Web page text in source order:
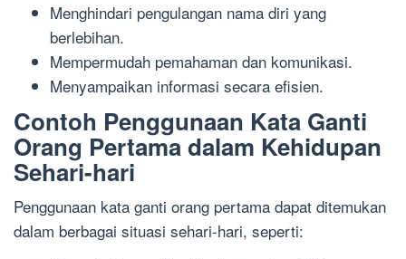
Menghindari pengulangan nama diri yang
berlebihan.
Mempermudah pemahaman dan komunikasi.
Menyampaikan informasi secara efisien.
Contoh Penggunaan Kata Ganti
Orang Pertama dalam Kehidupan
Sehari-hari
Penggunaan kata ganti orang pertama dapat ditemukan
dalam berbagai situasi sehari-hari, seperti: